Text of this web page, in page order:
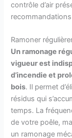
contrôle d’air
Ramoner
Un ramonage
vigueur est
d’incendie et
bois. Il permet
résidus qui
temps. La
de votre poêle,
un ramonage